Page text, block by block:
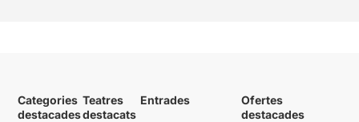
Categories
destacades
Teatres
destacats
Entrades
Ofertes
destacades